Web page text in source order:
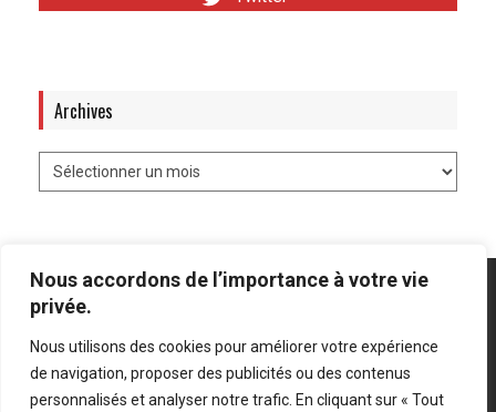
Nous accordons de l’importance à votre vie
privée.
Nous utilisons des cookies pour améliorer votre expérience
de navigation, proposer des publicités ou des contenus
personnalisés et analyser notre trafic. En cliquant sur « Tout
Archives
Mentions légales Politique de confidentialité